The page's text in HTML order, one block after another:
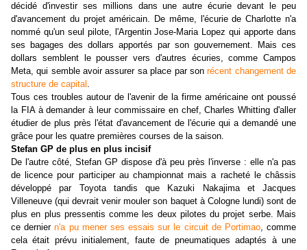
décidé d'investir ses millions dans une autre écurie devant le peu
d'avancement du projet américain. De même, l'écurie de Charlotte n'a
nommé qu'un seul pilote, l'Argentin Jose-Maria Lopez qui apporte dans
ses bagages des dollars apportés par son gouvernement. Mais ces
dollars semblent le pousser vers d'autres écuries, comme Campos
Meta, qui semble avoir assurer sa place par sonrécent changement de
structure de capital .
Tous ces troubles autour de l'avenir de la firme américaine ont poussé
la FIA à demander à leur commissaire en chef, Charles Whitting d'aller
étudier de plus près l'état d'avancement de l'écurie qui a demandé une
grâce pour les quatre premières courses de la saison.
Stefan GP de plus en plus incisif
De l'autre côté, Stefan GP dispose d'à peu près l'inverse : elle n'a pas
de licence pour participer au championnat mais a racheté le châssis
développé par Toyota tandis que Kazuki Nakajima et Jacques
Villeneuve (qui devrait venir mouler son baquet à Cologne lundi) sont de
plus en plus pressentis comme les deux pilotes du projet serbe. Mais
ce derniern'a pu mener ses essais sur le circuit de Portimao, comme
cela était prévu initialement, faute de pneumatiques adaptés à une